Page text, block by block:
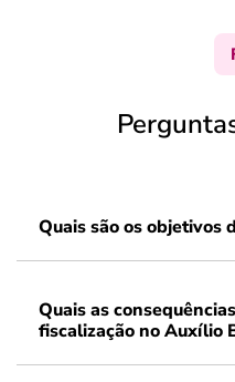
Quais são os objetivos
Quais as
fiscalização no Auxílio